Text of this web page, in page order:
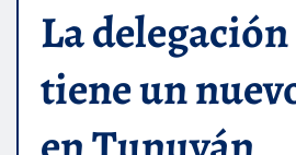
La
tiene un